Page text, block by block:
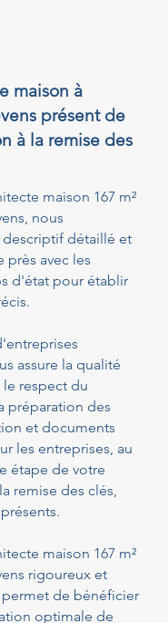
maison à
présent de
à la remise des
maison 167 m²
nous
descriptif détaillé et
avec les
d'état pour établir
assure la qualité
respect du
préparation des
et documents
les entreprises, au
étape de votre
remise des clés,
maison 167 m²
rigoureux et
de bénéficier
optimale de